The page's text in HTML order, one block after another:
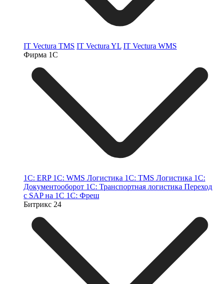
IT Vectura TMS IT Vectura YL IT Vectura WMS
Фирма 1С
1С: ERP 1С: WMS Логистика 1С: TMS Логистика 1С:
Документооборот 1С: Транспортная логистика Переход
с SAP на 1С 1C: Фреш
Битрикс 24